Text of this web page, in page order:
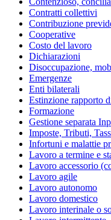
Contratti collettivi
Contribuzione
Cooperative
Costo del lavoro
Dichiarazioni
Disoccupazione,
Emergenze
Enti bilaterali
Estinzione rapporto
Formazione
Gestione separata
Imposte, Tributi,
Infortuni e malattie
Lavoro a termine e
Lavoro accessorio
Lavoro agile
Lavoro autonomo
Lavoro domestico
Lavoro interinale o